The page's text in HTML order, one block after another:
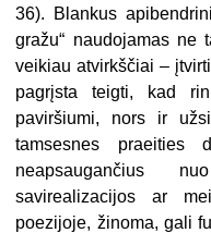
36). Blankus
gražu“ naudojamas ne
veikiau atvirkščiai –
pagrįsta teigti, kad
paviršiumi, nors ir
tamsesnes praeities
neapsaugančius
savirealizacijos ar
poezijoje, žinoma, gali